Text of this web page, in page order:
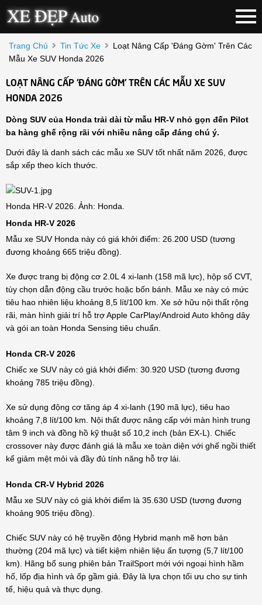
Trang Chủ Tin Tức Xe
Loạt Nâng Cấp 'đáng Gờm' Trên Các
Mẫu Xe SUV Honda 2026
LOẠT NÂNG CẤP 'ĐÁNG GỜM' TRÊN CÁC MẪU XE SUV
HONDA 2026
Dòng SUV của Honda trải dài từ mẫu HR-V nhỏ gọn đến Pilot
ba hàng ghế rộng rãi với nhiều nâng cấp đáng chú ý.
Dưới đây là danh sách các mẫu xe SUV tốt nhất năm 2026, được
sắp xếp theo kích thước.
Honda HR-V 2026. Ảnh: Honda.
Honda HR-V 2026
Mẫu xe SUV Honda này có giá khởi điểm: 26.200 USD (tương
đương khoảng 665 triệu đồng).
Xe được trang bị động cơ 2.0L 4 xi-lanh (158 mã lực), hộp số CVT,
tùy chọn dẫn động cầu trước hoặc bốn bánh. Mẫu xe này có mức
tiêu hao nhiên liệu khoảng 8,5 lít/100 km. Xe sở hữu nội thất rộng
rãi, màn hình giải trí hỗ trợ Apple CarPlay/Android Auto không dây
và gói an toàn Honda Sensing tiêu chuẩn.
Honda CR-V 2026
Chiếc xe SUV này có giá khởi điểm: 30.920 USD (tương đương
khoảng 785 triệu đồng).
Xe sử dụng động cơ tăng áp 4 xi-lanh (190 mã lực), tiêu hao
khoảng 7,8 lít/100 km. Nội thất được nâng cấp với màn hình trung
tâm 9 inch và đồng hồ kỹ thuật số 10,2 inch (bản EX-L). Chiếc
crossover này được đánh giá là mẫu xe toàn diện với ghế ngồi thiết
kế giảm mệt mỏi và đầy đủ tính năng hỗ trợ lái.
Honda CR-V Hybrid 2026
Mẫu xe SUV này có giá khởi điểm là 35.630 USD (tương đương
khoảng 905 triệu đồng).
Chiếc SUV này có hệ truyền động Hybrid mạnh mẽ hơn bản
thường (204 mã lực) và tiết kiệm nhiên liệu ấn tượng (5,7 lít/100
km). Hãng bổ sung phiên bản TrailSport mới với ngoại hình hầm
hố, lốp địa hình và ốp gầm giả. Đây là lựa chọn tối ưu cho sự tinh
tế, hiệu quả và thực dụng.